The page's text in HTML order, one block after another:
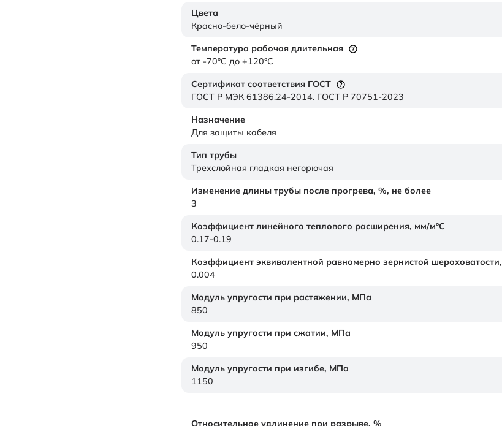
Цвета
Красно-бело-чёрный
Температура рабочая длительная
от -70°C до +120°C
Сертификат соответствия ГОСТ
ГОСТ Р МЭК 61386.24-2014. ГОСТ Р 70751-2023
Назначение
Для защиты кабеля
Тип трубы
Трехслойная гладкая негорючая
Изменение длины трубы после прогрева, %, не более
3
Коэффициент линейного теплового расширения, мм/м°С
0.17-0.19
Коэффициент эквивалентной равномерно зернистой шероховатости,
0.004
Модуль упругости при растяжении, МПа
850
Модуль упругости при сжатии, МПа
950
Модуль упругости при изгибе, МПа
1150
Относительное удлинение при разрыве, %